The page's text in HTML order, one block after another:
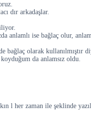
dır arkadaşlar.
anlamlı ise bağlaç olur,
bağlaç olarak kullanılmıştır
da anlamsız oldu.
l her zaman ile şeklinde